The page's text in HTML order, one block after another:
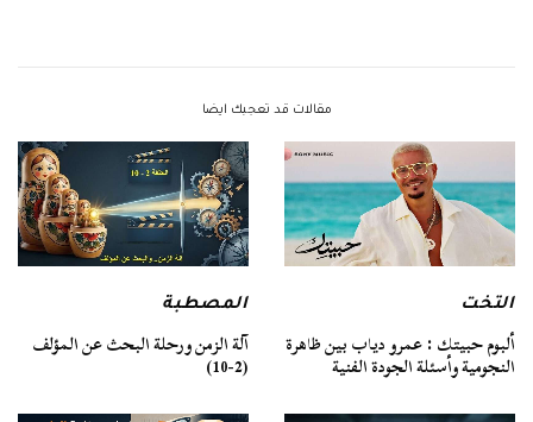
مقالات قد تعجبك ايضا
التخت
ألبوم حبيتك : عمرو دياب بين ظاهرة
النجومية وأسئلة الجودة الفنية
المصطبة
آلة الزمن ورحلة البحث عن المؤلف
(2-10)